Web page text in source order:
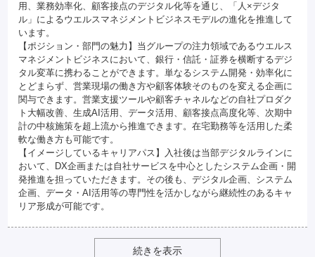
用、業務効率化、顧客接点のデジタル化等を通じ、「人×デジタ
ル」によるウエルスマネジメントビジネスモデルの進化を推進して
います。
【ポジション・部門の魅力】当グループの注力領域であるウエルス
マネジメントビジネスにおいて、銀行・信託・証券を横断するデジ
タル変革に携わることができます。単なるシステム開発・効率化に
とどまらず、営業現場の働き方や顧客体験そのものを変える企画に
関与できます。営業支援ツールや顧客チャネルなどの自社プロダク
ト大幅改善、生成AI活用、データ活用、顧客接点高度化等、次期中
計の中核施策を超上流から推進できます。在宅勤務等を活用した柔
軟な働き方も可能です。
【イメージしているキャリアパス】入社後は当部デジタルラインに
おいて、DX企画または自社サービスを中心としたシステム企画・開
発推進を担っていただきます。その後も、デジタル企画、システム
企画、データ・AI活用等の専門性を活かしながら継続性のあるキャ
リア形成が可能です。
続きを表示